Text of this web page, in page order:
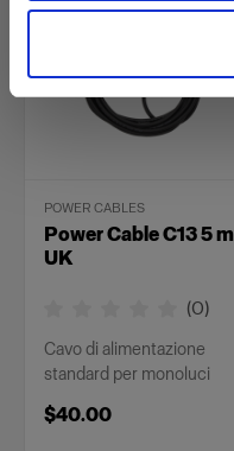
POWER CABLES
Power Cable C13 5 m
UK
(0)
Cavo di alimentazione
standard per monoluci
$40.00